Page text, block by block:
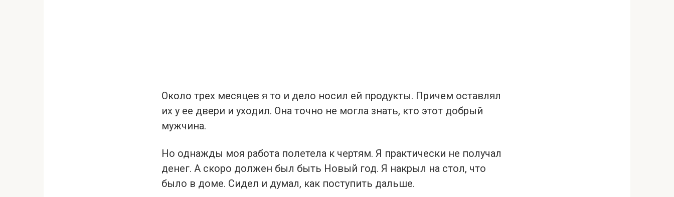
Около трех месяцев я то и дело носил ей продукты. Причем оставлял
их у ее двери и уходил. Она точно не могла знать, кто этот добрый
мужчина.
Но однажды моя работа полетела к чертям. Я практически не получал
денег. А скоро должен был быть Новый год. Я накрыл на стол, что
было в доме. Сидел и думал, как поступить дальше.